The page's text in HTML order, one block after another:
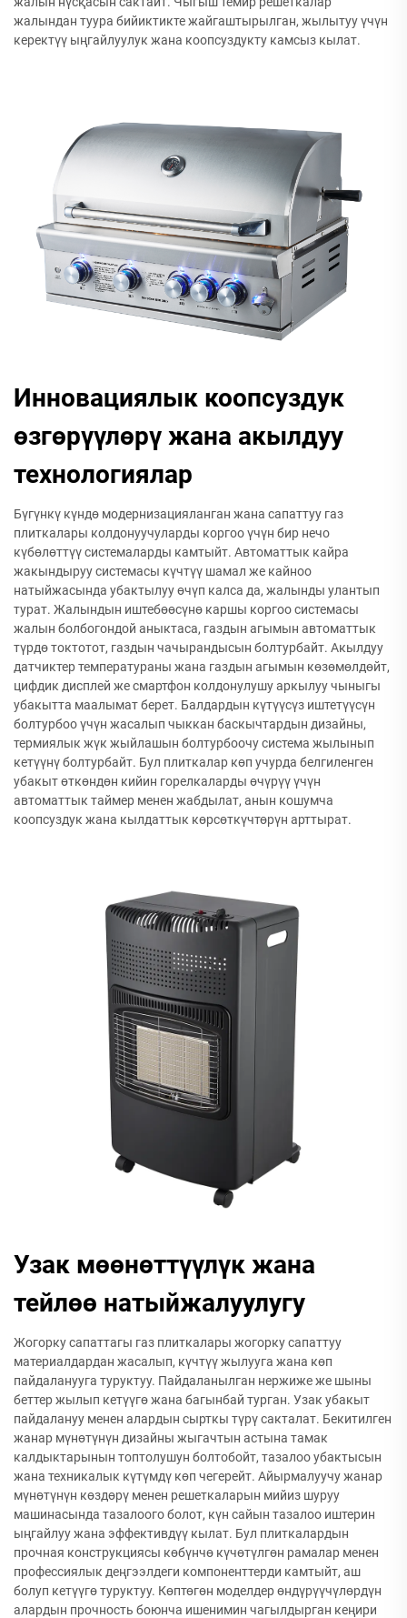
жалындан туура бийиктикте жайгаштырылган, жылытуу үчүн
керектүү ыңгайлуулук жана коопсуздукту камсыз кылат.
Инновациялык коопсуздук
өзгөрүүлөрү жана акылдуу
технологиялар
Бүгүнкү күндө модернизацияланган жана сапаттуу газ
плиткалары колдонуучуларды коргоо үчүн бир нечо
күбөлөттүү системаларды камтыйт. Автоматтык кайра
жакындыруу системасы күчтүү шамал же кайноо
натыйжасында убактылуу өчүп калса да, жалынды улантып
турат. Жалындын иштебөөсүнө каршы коргоо системасы
жалын болбогондой аныктаса, газдын агымын автоматтык
түрдө токтотот, газдын чачырандысын болтурбайт. Акылдуу
датчиктер температураны жана газдын агымын көзөмөлдөйт,
цифдик дисплей же смартфон колдонулушу аркылуу чыныгы
убакытта маалымат берет. Балдардын күтүүсүз иштетүүсүн
болтурбоо үчүн жасалып чыккан баскычтардын дизайны,
термиялык жүк жыйлашын болтурбоочу система жылынып
кетүүнү болтурбайт. Бул плиткалар көп учурда белгиленген
убакыт өткөндөн кийин горелкаларды өчүрүү үчүн
автоматтык таймер менен жабдылат, анын кошумча
коопсуздук жана кылдаттык көрсөткүчтөрүн арттырат.
Узак мөөнөттүүлүк жана
тейлөө натыйжалуулугу
Жогорку сапаттагы газ плиткалары жогорку сапаттуу
материалдардан жасалып, күчтүү жылууга жана көп
пайдаланууга туруктуу. Пайдаланылган нержиже же шыны
беттер жылып кетүүгө жана багынбай турган. Узак убакыт
пайдалануу менен алардын сырткы түрү сакталат. Бекитилген
жанар мүнөтүнүн дизайны жыгачтын астына тамак
калдыктарынын топтолушун болтобойт, тазалоо убактысын
жана техникалык күтүмдү көп чегерейт. Айырмалуучу жанар
мүнөтүнүн көздөрү менен решеткаларын мийиз шуруу
машинасында тазалоого болот, күн сайын тазалоо иштерин
ыңгайлуу жана эффективдүү кылат. Бул плиткалардын
прочная конструкциясы көбүнчө күчөтүлгөн рамалар менен
профессиялык деңгээлдеги компоненттерди камтыйт, аш
болуп кетүүгө туруктуу. Көптөгөн моделдер өндүрүүчүлөрдүн
алардын прочность боюнча ишенимин чагылдырган кеңири